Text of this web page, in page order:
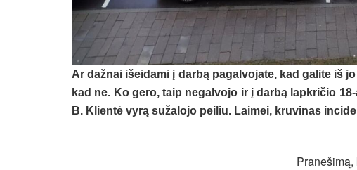
Ar dažnai išeidami į darbą pagalvojate, kad galite iš
kad ne. Ko gero, taip negalvojo ir į darbą lapkričio
B. Klientė vyrą sužalojo peiliu. Laimei, kruvinas